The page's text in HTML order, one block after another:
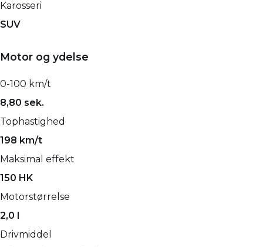
Karosseri
SUV
Motor og ydelse
0-100 km/t
8,80 sek.
Tophastighed
198 km/t
Maksimal effekt
150 HK
Motorstørrelse
2,0 l
Drivmiddel